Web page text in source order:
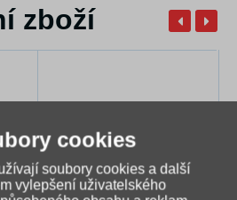
zboží
cookies
soubory cookies a další
vylepšení uživatelského